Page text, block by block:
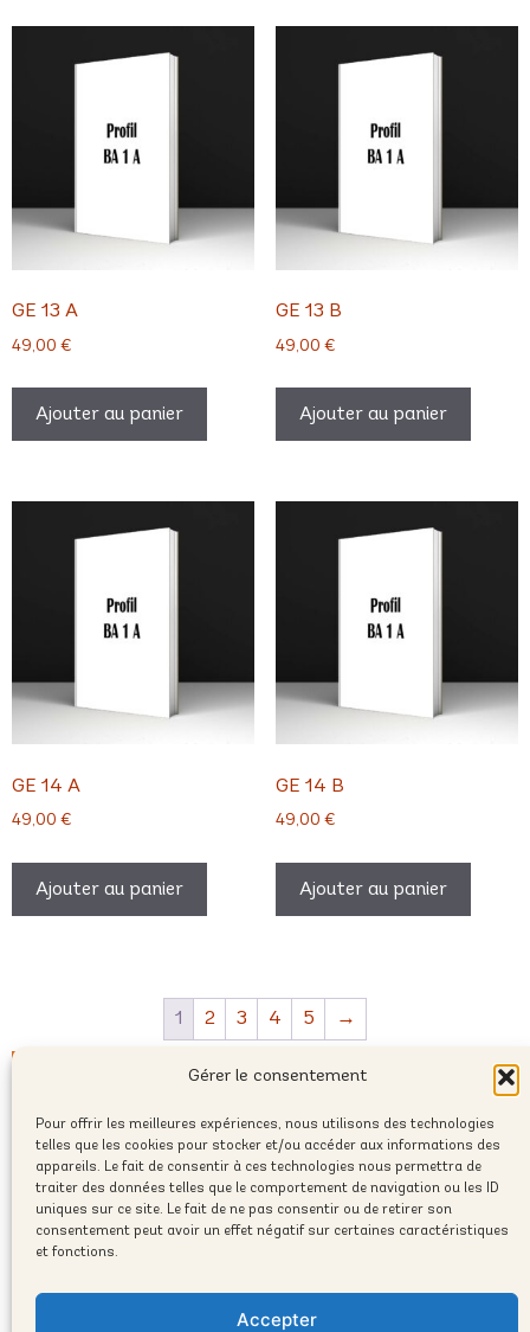
Gérer le consentement
Pour offrir les meilleures expériences, nous utilisons des technologies
telles que les cookies pour stocker et/ou accéder aux informations des
appareils. Le fait de consentir à ces technologies nous permettra de
traiter des données telles que le comportement de navigation ou les ID
uniques sur ce site. Le fait de ne pas consentir ou de retirer son
consentement peut avoir un effet négatif sur certaines caractéristiques
et fonctions.
Accepter
GE 13 A
49,00 €
Ajouter au panier
GE 13 B
49,00 €
Ajouter au panier
GE 14 A
49,00 €
Ajouter au panier
GE 14 B
49,00 €
Ajouter au panier
1 2 3 4 5 →
contact@humanprofile.com
© 2025 Copyright